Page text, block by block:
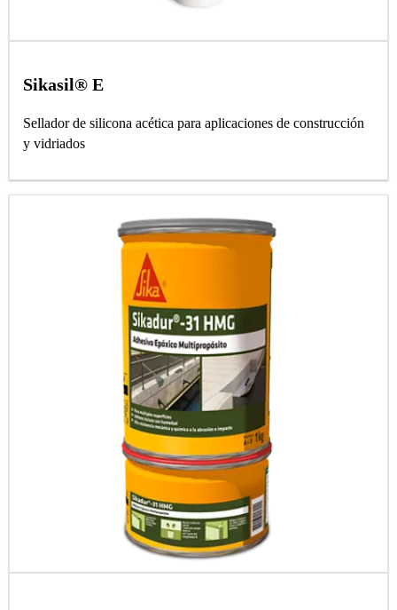
Sikasil® E
Sellador de silicona acética para aplicaciones de construcción
y vidriados